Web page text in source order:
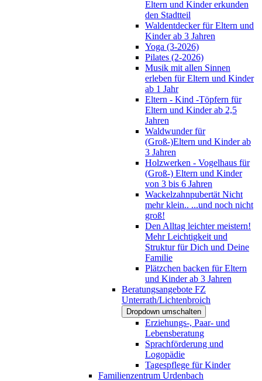
Eltern und Kinder erkunden
den Stadtteil
Waldentdecker für Eltern und
Kinder ab 3 Jahren
Yoga (3-2026)
Pilates (2-2026)
Musik mit allen Sinnen
erleben für Eltern und Kinder
ab 1 Jahr
Eltern - Kind -Töpfern für
Eltern und Kinder ab 2,5
Jahren
Waldwunder für
(Groß-)Eltern und Kinder ab
3 Jahren
Holzwerken - Vogelhaus für
(Groß-) Eltern und Kinder
von 3 bis 6 Jahren
Wackelzahnpubertät Nicht
mehr klein.. ...und noch nicht
groß!
Den Alltag leichter meistern!
Mehr Leichtigkeit und
Struktur für Dich und Deine
Familie
Plätzchen backen für Eltern
und Kinder ab 3 Jahren
Beratungsangebote FZ
Unterrath/Lichtenbroich
Dropdown umschalten
Erziehungs-, Paar- und
Lebensberatung
Sprachförderung und
Logopädie
Tagespflege für Kinder
Familienzentrum Urdenbach